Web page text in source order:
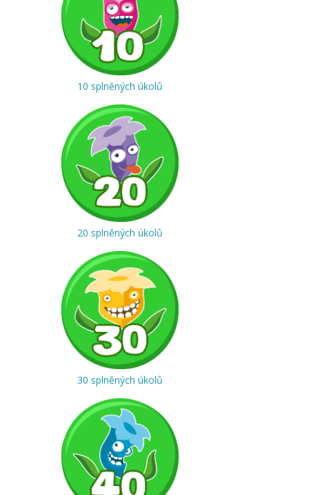
10 splněných úkolů
20 splněných úkolů
30 splněných úkolů